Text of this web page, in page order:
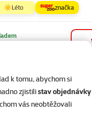
k tomu, abychom si
zjistilistav objednávky
vás neobtěžovali
☀️Léto značka
Bidýlko Bird
Jewel
Hodnocení